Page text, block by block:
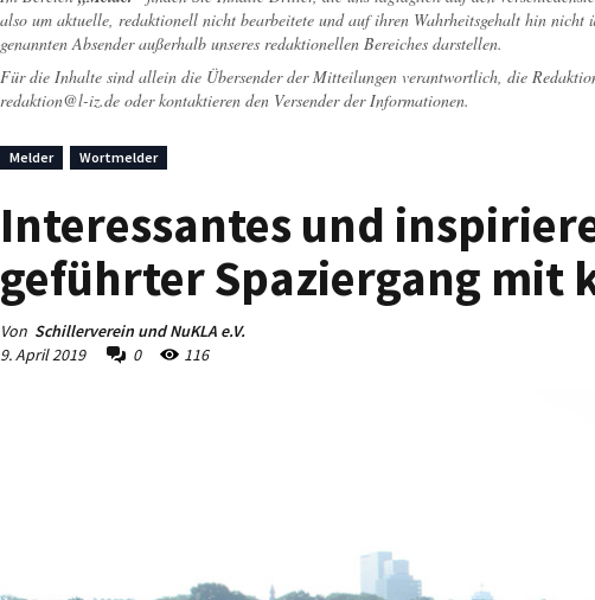
also um aktuelle, redaktionell nicht bearbeitete und auf ihren Wahrheitsgehalt hin
genannten Absender außerhalb unseres redaktionellen Bereiches darstellen.
Für die Inhalte sind allein die Übersender der Mitteilungen verantwortlich, die
redaktion@l-iz.de oder kontaktieren den Versender der Informationen.
Melder Wortmelder
Interessantes und
geführter Spaziergang mit
Von Schillerverein und NuKLA e.V.
9. April 2019
0 116